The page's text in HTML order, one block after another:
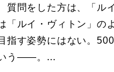
質問をした方は、「ル
「ルイ・ヴィトン」の
指す姿勢にはない。
う――。...